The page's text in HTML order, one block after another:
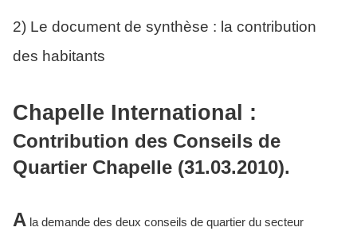
2) Le document de synthèse : la contribution
des habitants
Chapelle International :
Contribution des Conseils de
Quartier Chapelle (31.03.2010).
A la demande des deux conseils de quartier du secteur